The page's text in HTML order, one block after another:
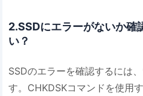
2.SSDにエラーがないか確
い？
SSDのエラーを確認するには
す。CHKDSKコマンドを使用